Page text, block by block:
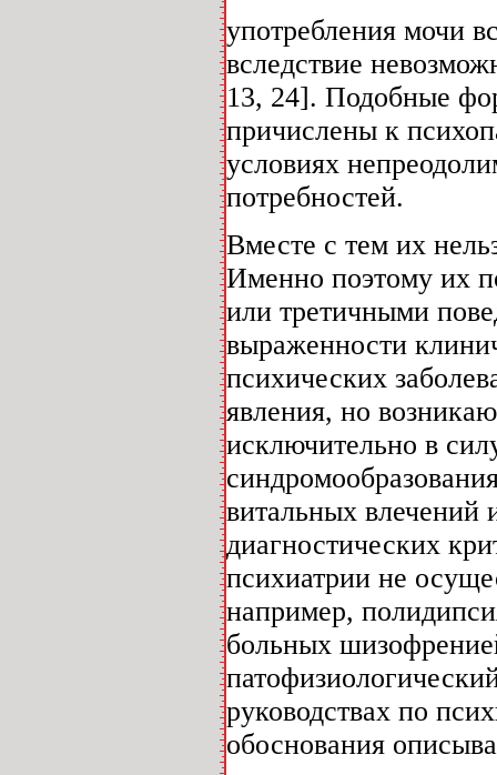
употребления мочи
вследствие
13, 24]. Подобные
причислены к
условиях
потребностей.
Вместе с тем их
Именно поэтому их
или третичными
выраженности
психических
явления, но
исключительно в
витальных влечений
диагностических
психиатрии не
например,
больных
руководствах по
обоснования